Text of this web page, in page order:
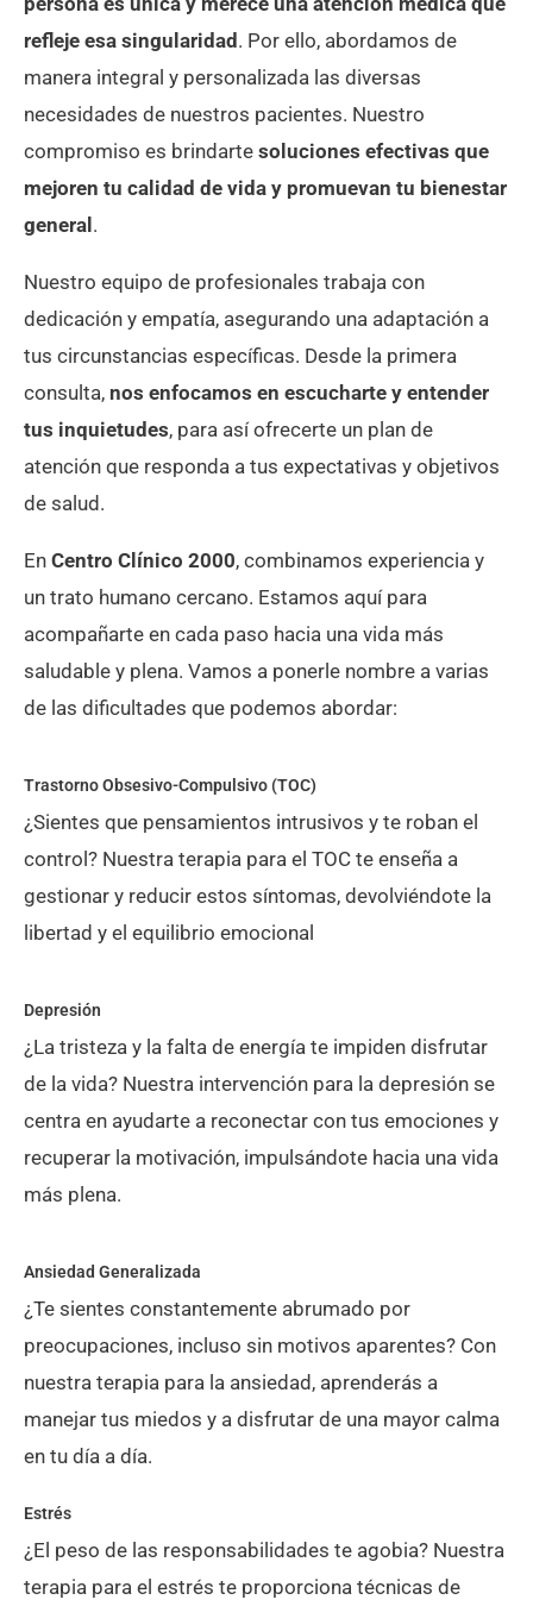
refleje esa singularidad. Por ello, abordamos de
manera integral y personalizada las diversas
necesidades de nuestros pacientes. Nuestro
compromiso es brindarte soluciones efectivas que
mejoren tu calidad de vida y promuevan tu bienestar
general.
Nuestro equipo de profesionales trabaja con
dedicación y empatía, asegurando una adaptación a
tus circunstancias específicas. Desde la primera
consulta, nos enfocamos en escucharte y entender
tus inquietudes, para así ofrecerte un plan de
atención que responda a tus expectativas y objetivos
de salud.
En Centro Clínico 2000, combinamos experiencia y
un trato humano cercano. Estamos aquí para
acompañarte en cada paso hacia una vida más
saludable y plena. Vamos a ponerle nombre a varias
de las dificultades que podemos abordar:
Trastorno Obsesivo-Compulsivo (TOC)
¿Sientes que pensamientos intrusivos y te roban el
control? Nuestra terapia para el TOC te enseña a
gestionar y reducir estos síntomas, devolviéndote la
libertad y el equilibrio emocional
Depresión
¿La tristeza y la falta de energía te impiden disfrutar
de la vida? Nuestra intervención para la depresión se
centra en ayudarte a reconectar con tus emociones y
recuperar la motivación, impulsándote hacia una vida
más plena.
Ansiedad Generalizada​
¿Te sientes constantemente abrumado por
preocupaciones, incluso sin motivos aparentes? Con
nuestra terapia para la ansiedad, aprenderás a
manejar tus miedos y a disfrutar de una mayor calma
en tu día a día.
Estrés
¿El peso de las responsabilidades te agobia? Nuestra
terapia para el estrés te proporciona técnicas de